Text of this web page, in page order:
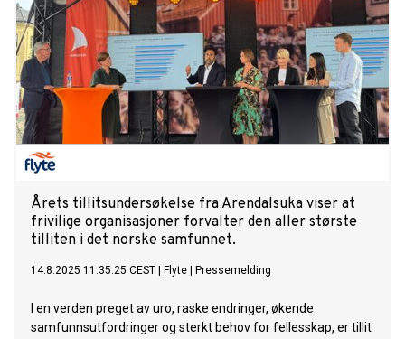
Årets tillitsundersøkelse fra Arendalsuka viser at
frivilige organisasjoner forvalter den aller største
tilliten i det norske samfunnet.
14.8.2025 11:35:25 CEST Flyte Pressemelding
I en verden preget av uro, raske endringer, økende
samfunnsutfordringer og sterkt behov for fellesskap, er tillit